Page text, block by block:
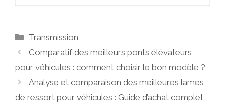
Catégories
Transmission
Comparatif des meilleurs ponts élévateurs
pour véhicules : comment choisir le bon modèle ?
Analyse et comparaison des meilleures lames
de ressort pour véhicules : Guide d’achat complet